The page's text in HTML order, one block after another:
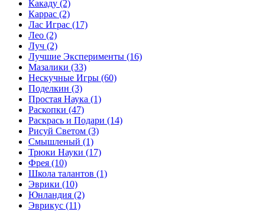
Какаду (2)
Каррас (2)
Лас Играс (17)
Лео (2)
Луч (2)
Лучшие Эксперименты (16)
Мазалики (33)
Нескучные Игры (60)
Поделкин (3)
Простая Наука (1)
Раскопки (47)
Раскрась и Подари (14)
Рисуй Светом (3)
Смышленый (1)
Трюки Науки (17)
Фрея (10)
Школа талантов (1)
Эврики (10)
Юнландия (2)
Эврикус (11)